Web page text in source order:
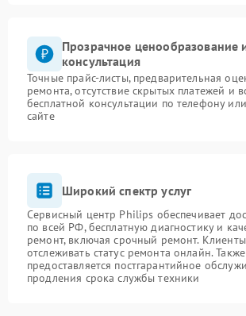
Прозрачное ценообразование
консультация
Точные прайс-листы, предварительная
ремонта, отсутствие скрытых платежей и
бесплатной консультации по телефону
сайте
Широкий спектр услуг
Сервисный центр Philips обеспечивает
по всей РФ, бесплатную диагностику и
ремонт, включая срочный ремонт.
отслеживать статус ремонта онлайн. Также
предоставляется постгарантийное
продления срока службы техники